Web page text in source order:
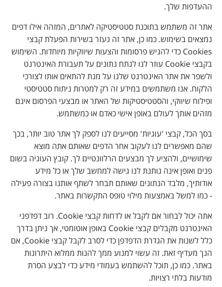
ההעדפות שלך.
אתר זה משתמש בתוכנת סטטיסטיקה לאתרים, המזהה אילו דפים
נמצאים בשימוש. כמו כן, אתר זה נעזר בשירות הפעלת קבצי
Cookies כדי להגיש פרסומות והצעות שיווקיות מיוחדות. השימוש
בקבצי Cookie עוזר לנו לנתח נתונים על תעבורת האינטרנט
ולשפר את אתר האינטרנט שלנו על מנת להתאים אותו לצורכי
הלקוח. אנו משתמשים במידע זה רק למטרות ניתוח סטטיסטי
ופילוח שיווקי, והסטטיסטיקות של האתר או מבצעי הפרסום אינם
מזהים אותך לעולם באופן אישי כאדם או כמשתמש.
בסך הכל, קבצי 'עוגיות' מסייעים לנו לספק לך אתר טוב יותר, בכך
שהם מאפשרים לנו לעקוב אחר הדפים שאותם אתה מוצא
שימושיים, ולהציע לך מבצעים הרלוונטיים לך. קובץ העוגיה בשום
פנים ואופן אינה נותנת לנו גישה למחשב שלך או כל מידע
אודותיך, מלבד הנתונים שאותם תבחר לשתף אותנו בצורה פעילה
- כמו למשל באמצעות מילוי טופס התקשרות באתר.
אתה יכול לבחור אם לקבל או לדחות קבצי Cookie. רוב דפדפני
האינטרנט מקבלים קבצי Cookie באופן אוטומטי, אך ניתן בדרך
כלל לשנות את הגדרת הדפדפן כדי לסרב לקבל קבצי Cookie, אם
הנך מעדיף זאת. זה עשוי למנוע ממך להנות ממלוא היתרונות
באתר. כמו כן, תוכל להשתמש בעמודי מידע כדי לבצע הסרת
מודעות בלתי רצויות.